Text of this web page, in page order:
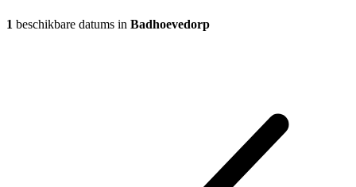
1 beschikbare datums in Badhoevedorp